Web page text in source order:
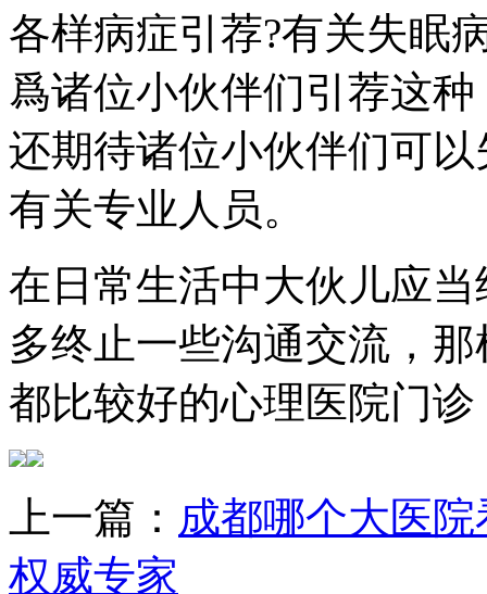
各样病症引荐?有关失眠
爲诸位小伙伴们引荐这
还期待诸位小伙伴们可
有关专业人员。
在日常生活中大伙儿应
多终止一些沟通交流，
都比较好的心理医院门诊
上一篇： 成都哪个大医
权威专家